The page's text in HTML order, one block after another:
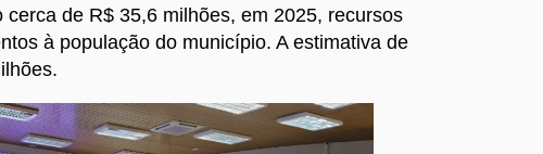
de R$ 35,6 milhões, em 2025, recursos
à população do município. A estimativa de